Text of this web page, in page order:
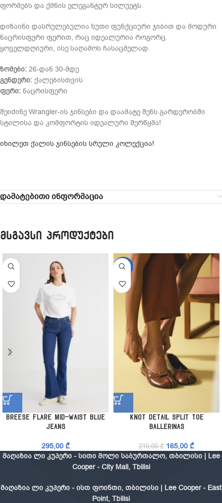
ფორმებს და ქმნის ელეგანტურ სილუეტს.
დიზაინი დასრულებულია ხუთი ფუნქციური ჯიბით და მოდური
ნაცრისფერი ფერით, რაც იდეალურია როგორც
ყოველდღიური, ისე საღამოს ჩასაცმელად.
ზომები: 26-დან 30-მდე
გენდერი: ქალებისთვის
ფერი: ნაცრისფერი
შეიძინე Wrangler-ის ჯინსები და დაამატე შენს გარდერობში
სტილისა და კომფორტის იდეალური შერწყმა!
იხილეთ ქალის ჯინსების სრული კოლექცია!
დამატებითი ინფორმაცია
მსგავსი პროდუქტები
Breese Flare Mid-Waist Blue
Jeans
295,00 ₾
-21%
Knot Detail Split Toe
Ballerinas
210,00₾ 165,00 ₾
მაღაზია ლი კუპერი - სითი მოლი საბურთალო, თბილისი | Lee
Cooper - City Mall, Tbilisi
მაღაზია ლი კუპერი - ისთ ფოინთი, თბილისი | Lee Cooper - East
Point, Tbilisi